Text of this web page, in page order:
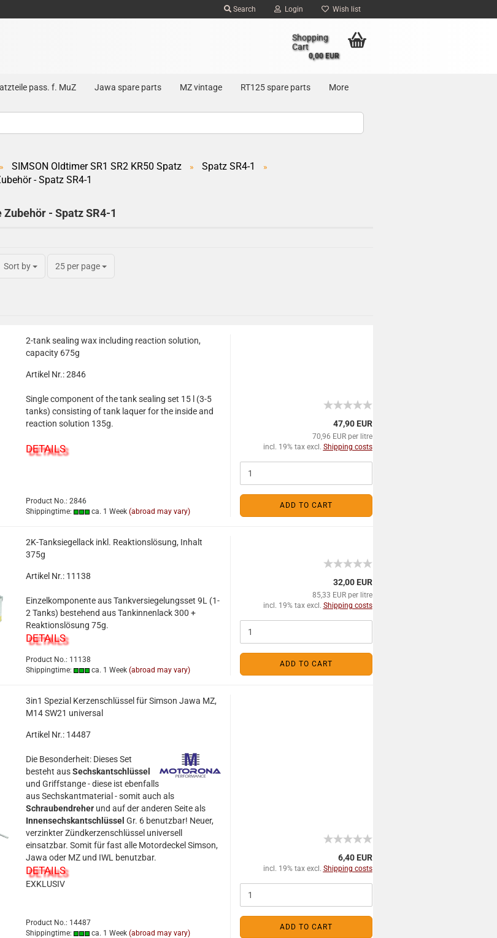
Search Login Wish list
Shopping
Cart
0,00 EUR
pass. f. MuZ Jawa spare parts MZ vintage RT125 spare parts More
» SIMSON Oldtimer SR1 SR2 KR50 Spatz » Spatz SR4-1 »
- Spatz SR4-1
- Spatz SR4-1
Sort by 25 per page
2-tank sealing wax including reaction solution,
capacity 675g
Artikel Nr.: 2846
Single component of the tank sealing set 15 l (3-5
tanks) consisting of tank laquer for the inside and
reaction solution 135g.
DETAILS
Product No.: 2846
Shippingtime:
ca. 1 Week (abroad may vary)
47,90 EUR
70,96 EUR per litre
incl. 19% tax excl. Shipping costs
ADD TO CART
2K-Tanksiegellack inkl. Reaktionslösung, Inhalt
375g
Artikel Nr.: 11138
Einzelkomponente aus Tankversiegelungsset 9L (1-
2 Tanks) bestehend aus Tankinnenlack 300 +
Reaktionslösung 75g.
DETAILS
Product No.: 11138
Shippingtime:
ca. 1 Week (abroad may vary)
32,00 EUR
85,33 EUR per litre
incl. 19% tax excl. Shipping costs
ADD TO CART
3in1 Spezial Kerzenschlüssel für Simson Jawa MZ,
M14 SW21 universal
Artikel Nr.: 14487
Die Besonderheit: Dieses Set
besteht ausSechskantschlüssel
und Griffstange - diese ist ebenfalls
aus Sechskantmaterial - somit auch als
Schraubendreherund auf der anderen Seite als
Innensechskantschlüssel Gr. 6 benutzbar! Neuer,
verzinkter Zündkerzenschlüssel universell
einsatzbar. Somit für fast alle Motordeckel Simson,
Jawa oder MZ und IWL benutzbar.
DETAILS
EXKLUSIV
Product No.: 14487
Shippingtime:
ca. 1 Week (abroad may vary)
6,40 EUR
incl. 19% tax excl. Shipping costs
ADD TO CART